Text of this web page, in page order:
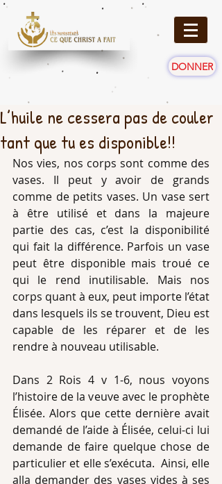
DONNER
L’huile ne cessera pas de couler
tant que tu es disponible!!
Nos vies, nos corps sont comme des
vases. Il peut y avoir de grands
comme de petits vases. Un vase sert
à être utilisé et dans la majeure
partie des cas, c’est la disponibilité
qui fait la différence. Parfois un vase
peut être disponible mais troué ce
qui le rend inutilisable. Mais nos
corps quant à eux, peut importe l’état
dans lesquels ils se trouvent, Dieu est
capable de les réparer et de les
rendre à nouveau utilisable.
Dans 2 Rois 4 v 1-6, nous voyons
l’histoire de la veuve avec le prophète
Élisée. Alors que cette dernière avait
demandé de l’aide à Élisée, celui-ci lui
demande de faire quelque chose de
particulier et elle s’exécuta.  Ainsi, elle
alla demander des vases vides à ses